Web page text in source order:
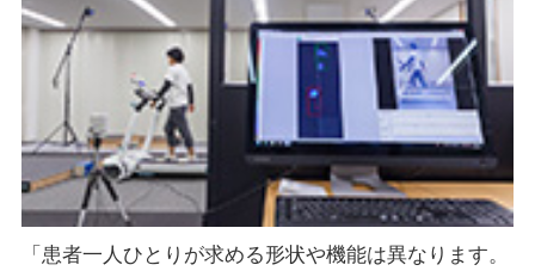
「患者一人ひとりが求める形状や機能は異なります。